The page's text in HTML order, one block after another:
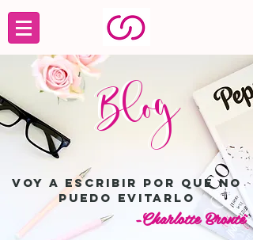
Blog
Blog
Voy a escribir por que no
puedo evitarlo
-Charlotte Brontë